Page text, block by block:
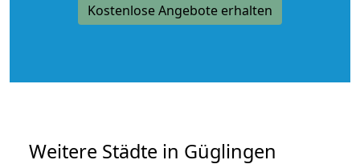
Kostenlose Angebote erhalten
Weitere Städte in Güglingen